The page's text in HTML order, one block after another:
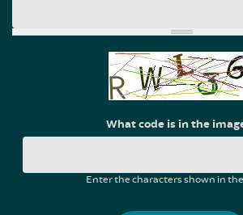
What code is in the
Enter the characters shown in